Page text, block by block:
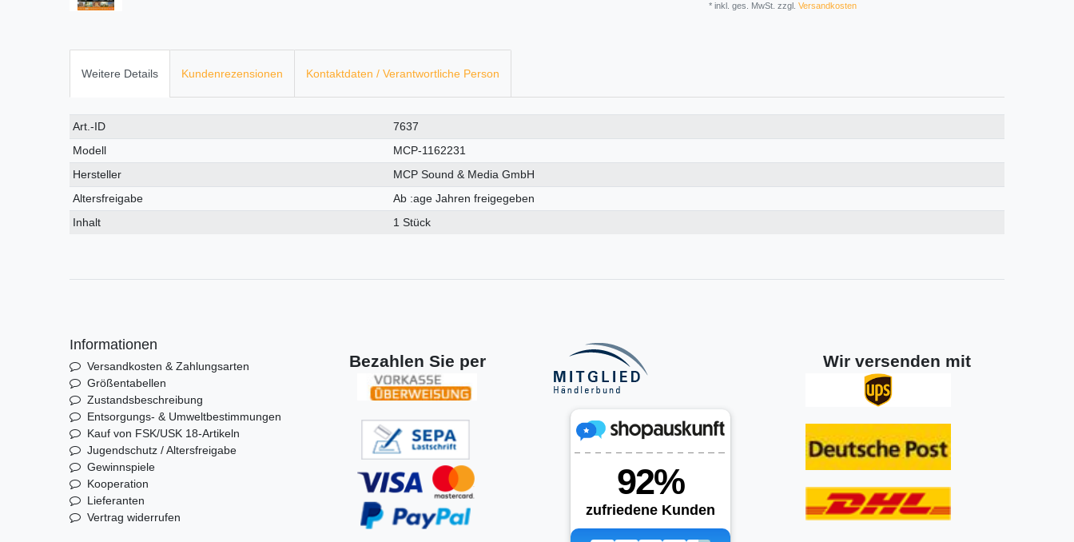
* inkl. ges. MwSt. zzgl. Versandkosten
Weitere Details Kundenrezensionen Kontaktdaten / Verantwortliche Person
Technisches
Merkmal
Wert
Art.-ID
7637
Modell
MCP-1162231
Hersteller
MCP Sound & Media GmbH
Altersfreigabe
Ab :age Jahren freigegeben
Inhalt
1 Stück
Informationen
Versandkosten & Zahlungsarten
Größentabellen
Zustandsbeschreibung
Entsorgungs- & Umweltbestimmungen
Kauf von FSK/USK 18-Artikeln
Jugendschutz / Altersfreigabe
Gewinnspiele
Kooperation
Lieferanten
Vertrag widerrufen
Bezahlen Sie per Wir versenden mit